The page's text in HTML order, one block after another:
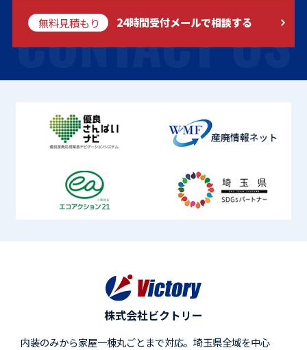
CONTACT US
無料見積もり 24時間受付メールで相談する
株式会社ビクトリー
内装のみから家屋一棟丸ごとまで対応。埼玉県全域を中心